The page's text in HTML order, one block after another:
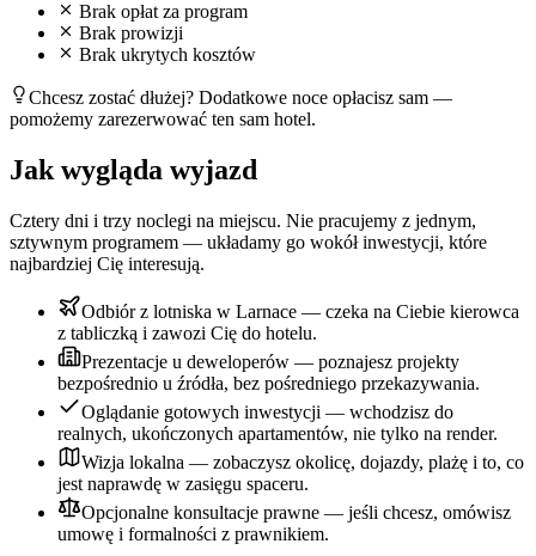
Brak opłat za program
Brak prowizji
Brak ukrytych kosztów
Chcesz zostać dłużej? Dodatkowe noce opłacisz sam —
pomożemy zarezerwować ten sam hotel.
Jak wygląda wyjazd
Cztery dni i trzy noclegi na miejscu. Nie pracujemy z jednym,
sztywnym programem — układamy go wokół inwestycji, które
najbardziej Cię interesują.
Odbiór z lotniska w Larnace — czeka na Ciebie kierowca
z tabliczką i zawozi Cię do hotelu.
Prezentacje u deweloperów — poznajesz projekty
bezpośrednio u źródła, bez pośredniego przekazywania.
Oglądanie gotowych inwestycji — wchodzisz do
realnych, ukończonych apartamentów, nie tylko na render.
Wizja lokalna — zobaczysz okolicę, dojazdy, plażę i to, co
jest naprawdę w zasięgu spaceru.
Opcjonalne konsultacje prawne — jeśli chcesz, omówisz
umowę i formalności z prawnikiem.